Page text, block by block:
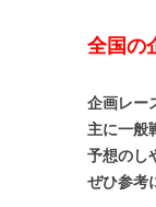
全国の
企画レー
主に一般
予想のし
ぜひ参考